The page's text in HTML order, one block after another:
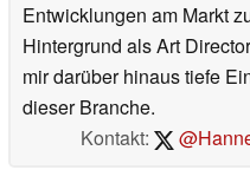
Entwicklungen am Markt
Hintergrund als Art
mir darüber hinaus tiefe
dieser Branche.
Kontakt: